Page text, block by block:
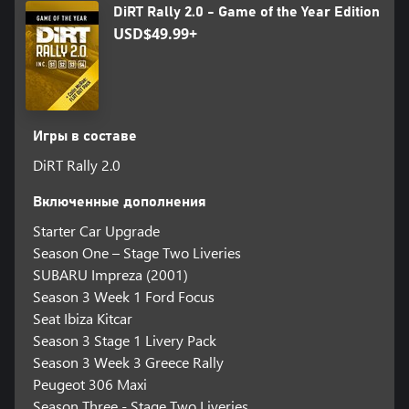
Уменьшайте износ, настраивая каждый автомобиль, и улучшайте
детали, чтобы ваши автомобили были готовы к любым
испытаниям впереди.
• СОСТЯЗАЙТЕСЬ — Состязайтесь со всем сообществом DiRT в
ежедневных, еженедельных и ежемесячных испытаниях с
DiRT Rally 2.0 - Game of the Year Edition
USD$49.99+
Игры в составе
DiRT Rally 2.0
Включенные дополнения
Starter Car Upgrade
Season One – Stage Two Liveries
SUBARU Impreza (2001)
Season 3 Week 1 Ford Focus
Seat Ibiza Kitcar
Season 3 Stage 1 Livery Pack
Season 3 Week 3 Greece Rally
Peugeot 306 Maxi